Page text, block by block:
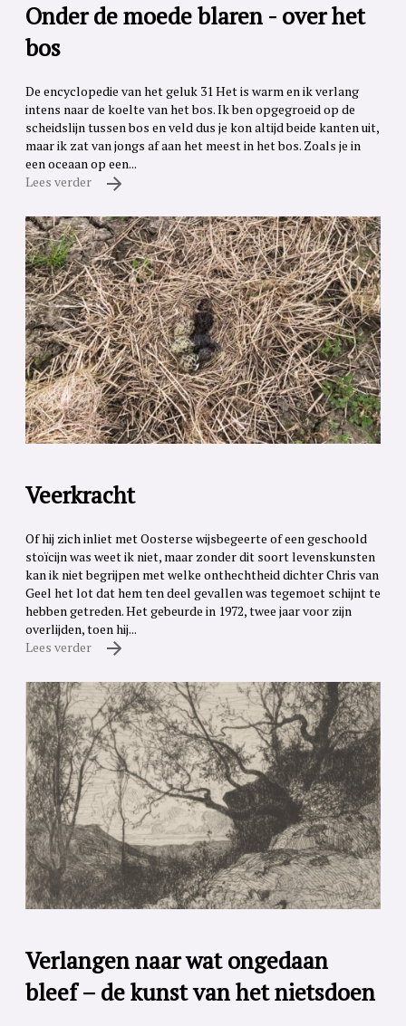
Onder de moede blaren - over het
bos
De encyclopedie van het geluk 31 Het is warm en ik verlang
intens naar de koelte van het bos. Ik ben opgegroeid op de
scheidslijn tussen bos en veld dus je kon altijd beide kanten uit,
maar ik zat van jongs af aan het meest in het bos. Zoals je in
een oceaan op een...
Lees verder
Veerkracht
Of hij zich inliet met Oosterse wijsbegeerte of een geschoold
stoïcijn was weet ik niet, maar zonder dit soort levenskunsten
kan ik niet begrijpen met welke onthechtheid dichter Chris van
Geel het lot dat hem ten deel gevallen was tegemoet schijnt te
hebben getreden. Het gebeurde in 1972, twee jaar voor zijn
overlijden, toen hij...
Lees verder
Verlangen naar wat ongedaan
bleef – de kunst van het nietsdoen